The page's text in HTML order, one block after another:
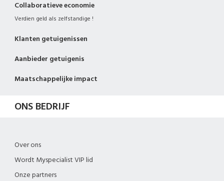
Collaboratieve economie
Verdien geld als zelfstandige !
Klanten getuigenissen
Aanbieder getuigenis
Maatschappelijke impact
ONS BEDRIJF
Over ons
Wordt Myspecialist VIP lid
Onze partners